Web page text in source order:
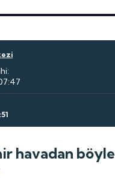
havadan böyle